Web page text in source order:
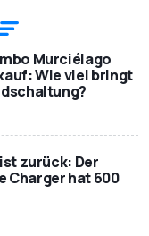
Murciélago
Wie viel bringt
zurück: Der
Charger hat 600